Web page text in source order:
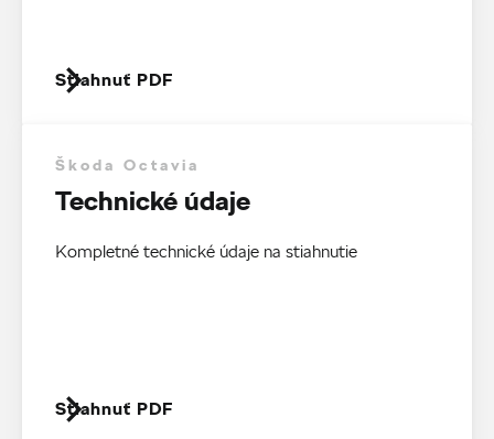
Stiahnuť PDF
Škoda Octavia
Technické údaje
Kompletné technické údaje na stiahnutie
Stiahnuť PDF